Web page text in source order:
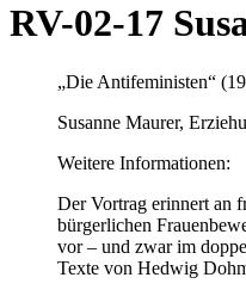
RV-02-17
„Die Antifeministen“
Susanne Maurer,
Weitere Informationen:
Der Vortrag erinnert an
bürgerlichen
vor – und zwar im
Texte von Hedwig